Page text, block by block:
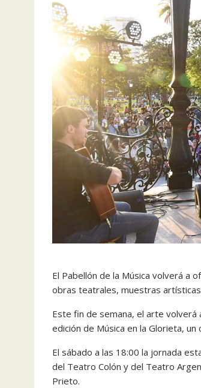
El Pabellón de la Música volverá a
obras teatrales, muestras
Este fin de semana, el arte volverá
edición de Música en la Glorieta,
El sábado a las 18:00 la jornada
del Teatro Colón y del Teatro
Prieto.